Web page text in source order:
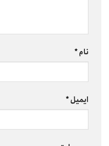
نام*
ایمیل*